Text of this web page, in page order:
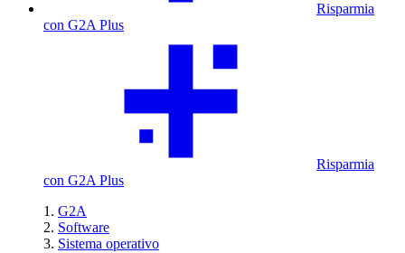
Risparmia
con G2A Plus
Risparmia
con G2A Plus
G2A
Software
Sistema operativo